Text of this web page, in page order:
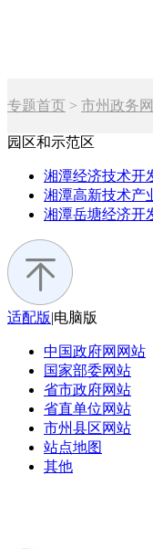
专题首页 > 市州政务
园区和示范区
湘潭经济技术开
湘潭高新技术产
湘潭岳塘经济开
适配版|电脑版
中国政府网 网站
国家部委网站
省市政府网站
省直单位网站
市州县区网站
站点地图
其他